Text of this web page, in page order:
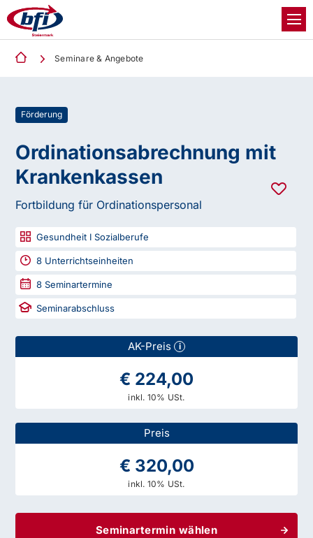
Seminare & Angebote
Förderung
Ordinationsabrechnung mit
Krankenkassen
Fortbildung für Ordinationspersonal
Gesundheit I Sozialberufe
8 Unterrichtseinheiten
8 Seminartermine
Seminarabschluss
AK-Preis i
€ 224,00
inkl. 10% USt.
Preis
€ 320,00
inkl. 10% USt.
Seminartermin wählen